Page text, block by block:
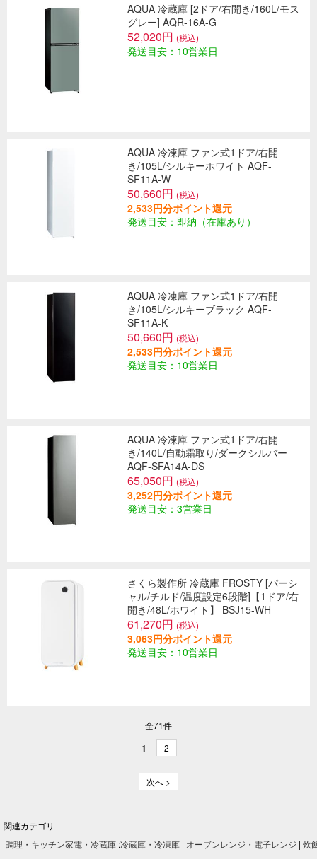
AQUA 冷蔵庫 [2ドア/右開き/160L/モス
グレー] AQR-16A-G
52,020円 (税込)
発送目安：10営業日
AQUA 冷凍庫 ファン式1ドア/右開
き/105L/シルキーホワイト AQF-
SF11A-W
50,660円 (税込)
2,533円分ポイント還元
発送目安：即納（在庫あり）
AQUA 冷凍庫 ファン式1ドア/右開
き/105L/シルキーブラック AQF-
SF11A-K
50,660円 (税込)
2,533円分ポイント還元
発送目安：10営業日
AQUA 冷凍庫 ファン式1ドア/右開
き/140L/自動霜取り/ダークシルバー
AQF-SFA14A-DS
65,050円 (税込)
3,252円分ポイント還元
発送目安：3営業日
さくら製作所 冷蔵庫 FROSTY [パーシ
ャル/チルド/温度設定6段階]【1ドア/右
開き/48L/ホワイト】 BSJ15-WH
61,270円 (税込)
3,063円分ポイント還元
発送目安：10営業日
全71件
1 2
次へ >
関連カテゴリ
調理・キッチン家電・冷蔵庫 :冷蔵庫・冷凍庫 | オーブンレンジ・電子レンジ | 炊